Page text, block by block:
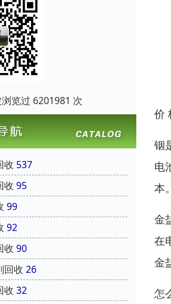
览过 6201981 次
收 537
收 95
99
92
收 90
回收 26
收 32
价
铟
电
本
金
在
金
怎